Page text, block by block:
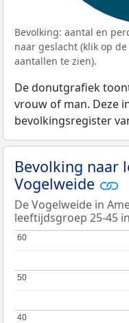
Bevolking: aantal en
naar geslacht (klik op
aantallen te zien).
De donutgrafiek
vrouw of man. Deze
bevolkingsregister
Bevolking naar
Vogelweide
De Vogelweide in
leeftijdsgroep 25-45
40
40
50
50
60
60